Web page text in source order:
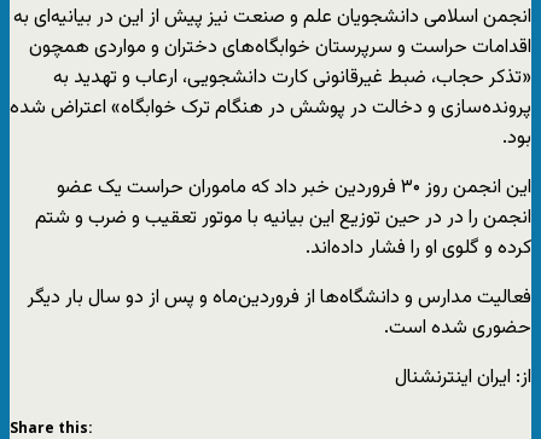
انجمن اسلامی دانشجویان علم و صنعت نیز پیش از این در بیانیه‌ای به
اقدامات حراست و سرپرستان خوابگاه‌های دختران و مواردی همچون
«تذکر حجاب، ضبط غیرقانونی کارت دانشجویی، ارعاب و تهدید به
پرونده‌سازی و دخالت در پوشش در هنگام ترک خوابگاه» اعتراض شده
بود.
این انجمن روز ۳۰ فروردین خبر داد که ماموران حراست یک عضو
انجمن را در در حین توزیع این بیانیه با موتور تعقیب و ضرب و شتم
کرده و گلوی او را فشار داده‌اند.
فعالیت مدارس و دانشگاه‌ها از فروردین‌ماه و پس از دو سال بار دیگر
حضوری شده است.
از: ایران اینترنشنال
Share this: